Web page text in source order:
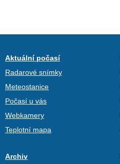
Aktuální počasí
Radarové snímky
Meteostanice
Počasí u vás
Webkamery
Teplotní mapa
Archiv